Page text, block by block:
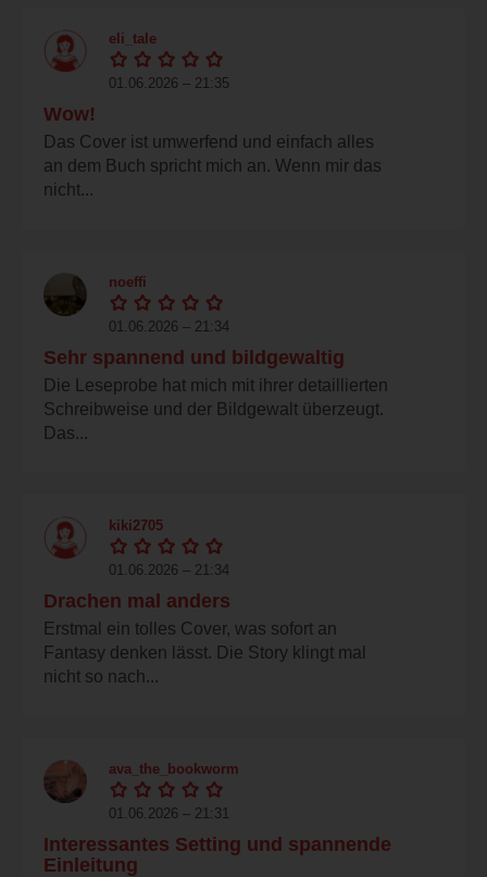
eli_tale
01.06.2026 – 21:35
Wow!
Das Cover ist umwerfend und einfach alles
an dem Buch spricht mich an. Wenn mir das
nicht...
noeffi
01.06.2026 – 21:34
Sehr spannend und bildgewaltig
Die Leseprobe hat mich mit ihrer detaillierten
Schreibweise und der Bildgewalt überzeugt.
Das...
kiki2705
01.06.2026 – 21:34
Drachen mal anders
Erstmal ein tolles Cover, was sofort an
Fantasy denken lässt. Die Story klingt mal
nicht so nach...
ava_the_bookworm
01.06.2026 – 21:31
Interessantes Setting und spannende
Einleitung